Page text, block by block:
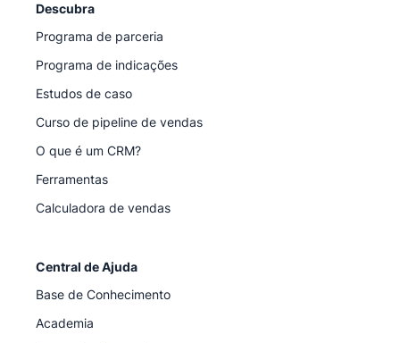
Descubra
Programa de parceria
Programa de indicações
Estudos de caso
Curso de pipeline de vendas
O que é um CRM?
Ferramentas
Calculadora de vendas
Central de Ajuda
Base de Conhecimento
Academia